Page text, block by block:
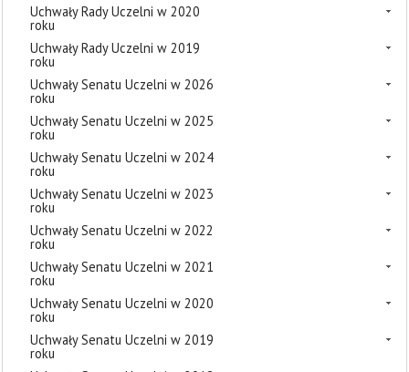
Uchwały Rady Uczelni w 2020
roku
Uchwały Rady Uczelni w 2019
roku
Uchwały Senatu Uczelni w 2026
roku
Uchwały Senatu Uczelni w 2025
roku
Uchwały Senatu Uczelni w 2024
roku
Uchwały Senatu Uczelni w 2023
roku
Uchwały Senatu Uczelni w 2022
roku
Uchwały Senatu Uczelni w 2021
roku
Uchwały Senatu Uczelni w 2020
roku
Uchwały Senatu Uczelni w 2019
roku